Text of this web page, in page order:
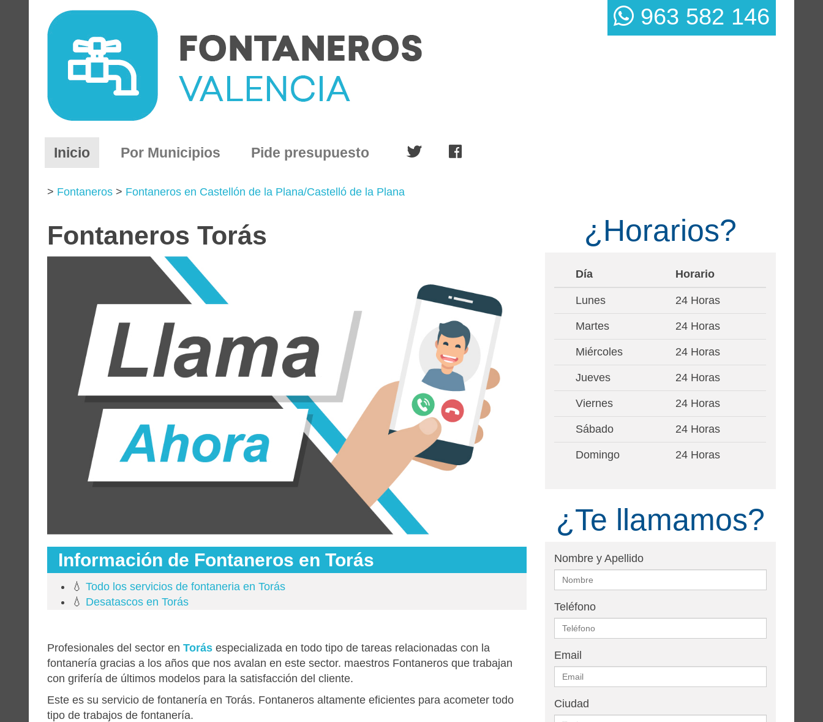
963 582 146
Inicio (current)Por Municipios Pide presupuesto
> Fontaneros > Fontaneros en Castellón de la Plana/Castelló de la Plana
Fontaneros Torás
Información de Fontaneros en Torás
💧 Todo los servicios de fontaneria en Torás
💧 Desatascos en Torás
Profesionales del sector en Torás especializada en todo tipo de tareas relacionadas con la
fontanería gracias a los años que nos avalan en este sector. maestros Fontaneros que trabajan
con grifería de últimos modelos para la satisfacción del cliente.
Este es su servicio de fontanería en Torás. Fontaneros altamente eficientes para acometer todo
tipo de trabajos de fontanería.
¿Horarios?
Día Horario
Lunes 24 Horas
Martes 24 Horas
Miércoles 24 Horas
Jueves 24 Horas
Viernes 24 Horas
Sábado 24 Horas
Domingo 24 Horas
¿Te llamamos?
Nombre y Apellido
Teléfono
Email
Ciudad